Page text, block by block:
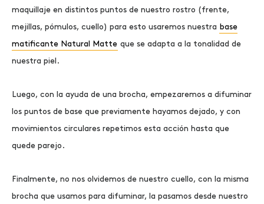
maquillaje en distintos puntos de nuestro rostro (frente,
mejillas, pómulos, cuello) para esto usaremos nuestra base
matificante Natural Matte que se adapta a la tonalidad de
nuestra piel.
Luego, con la ayuda de una brocha, empezaremos a difuminar
los puntos de base que previamente hayamos dejado, y con
movimientos circulares repetimos esta acción hasta que
quede parejo.
Finalmente, no nos olvidemos de nuestro cuello, con la misma
brocha que usamos para difuminar, la pasamos desde nuestro